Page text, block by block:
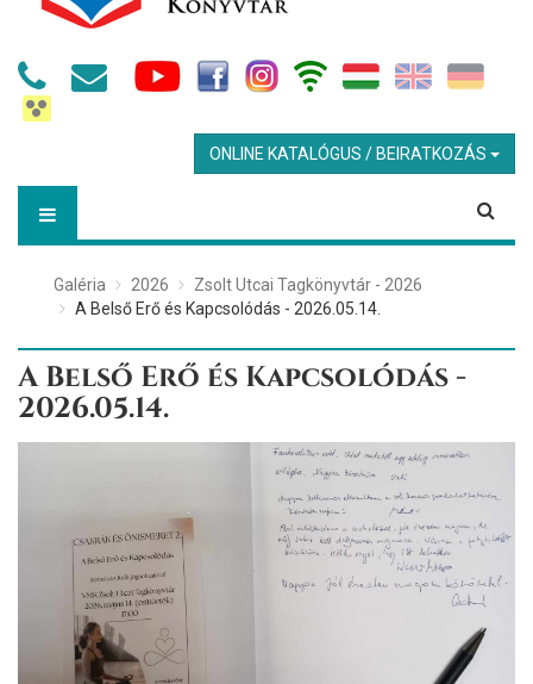
ONLINE KATALÓGUS / BEIRATKOZÁS
Galéria 2026
Zsolt Utcai Tagkönyvtár - 2026
A Belső Erő és Kapcsolódás - 2026.05.14.
A Belső Erő és Kapcsolódás -
2026.05.14.